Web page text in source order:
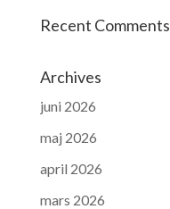
Recent Comments
Archives
juni 2026
maj 2026
april 2026
mars 2026